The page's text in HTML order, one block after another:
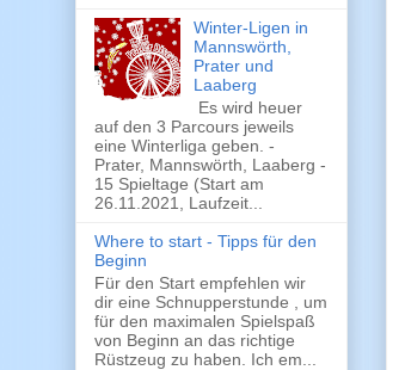
Winter-Ligen in
Mannswörth,
Prater und
Laaberg
Es wird heuer
auf den 3 Parcours jeweils
eine Winterliga geben. -
Prater, Mannswörth, Laaberg -
15 Spieltage (Start am
26.11.2021, Laufzeit...
Where to start - Tipps für den
Beginn
Für den Start empfehlen wir
dir eine Schnupperstunde , um
für den maximalen Spielspaß
von Beginn an das richtige
Rüstzeug zu haben. Ich em...